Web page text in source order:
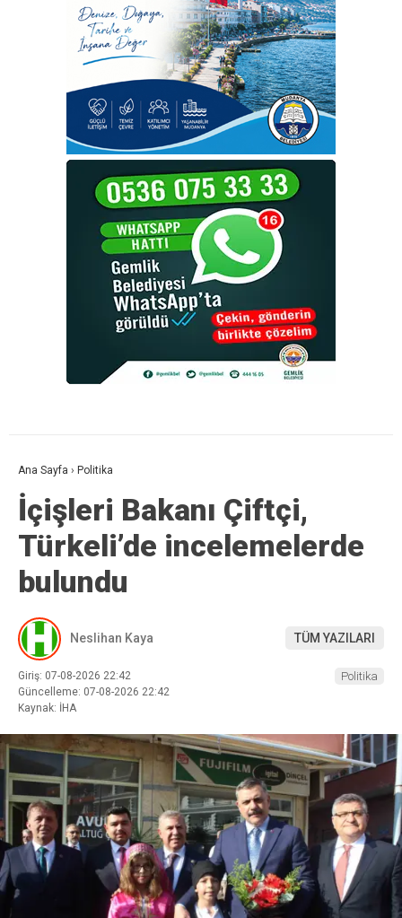
Ana Sayfa › Politika
İçişleri Bakanı Çiftçi,
Türkeli’de incelemelerde
bulundu
Neslihan Kaya TÜM YAZILARI
Giriş: 07-08-2026 22:42
Güncelleme: 07-08-2026 22:42
Kaynak: İHA
Politika